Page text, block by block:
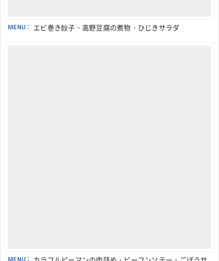
MENU： エビ巻き餃子・高野豆腐の煮物・ひじきサラダ
MENU：